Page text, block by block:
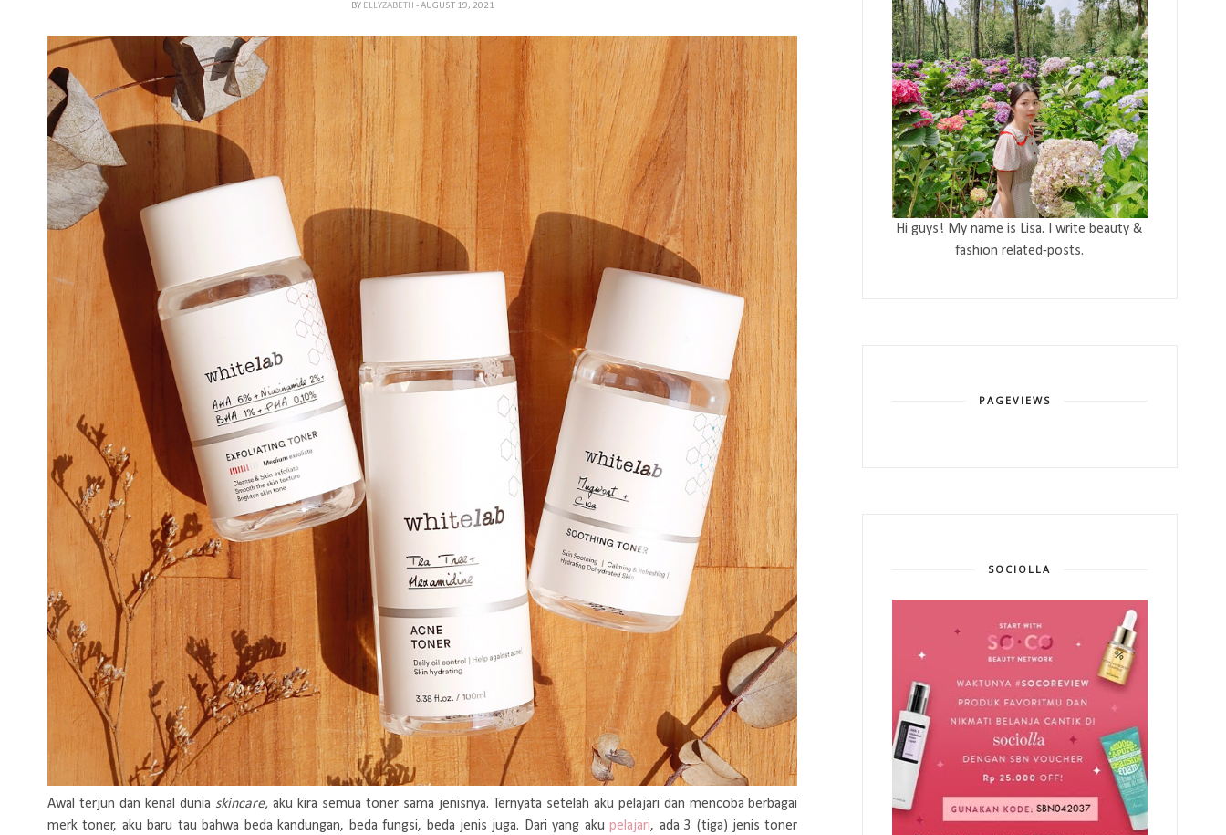
BY ELLYZABETH - AUGUST 19, 2021
Awal terjun dan kenal dunia skincare, aku kira semua toner sama jenisnya. Ternyata setelah aku pelajari dan mencoba berbagai
merk toner, aku baru tau bahwa beda kandungan, beda fungsi, beda jenis juga. Dari yang akupelajari, ada 3 (tiga) jenis toner
Hi guys! My name is Lisa. I write beauty &
fashion related-posts.
PAGEVIEWS
SOCIOLLA